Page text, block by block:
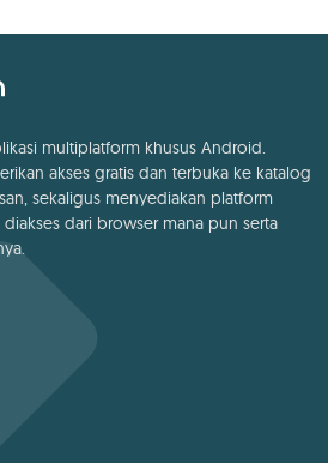
multiplatform khusus Android.
akses gratis dan terbuka ke katalog
sekaligus menyediakan platform
dari browser mana pun serta